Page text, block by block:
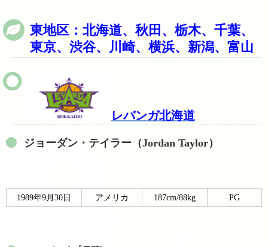
東地区：北海道、秋田、栃木、千葉、
東京、渋谷、 川崎、横浜、新潟、富山
レバンガ北海道
ジョーダン・テイラー（Jordan Taylor）
1989年9月30日 アメリカ 187cm/88kg PG